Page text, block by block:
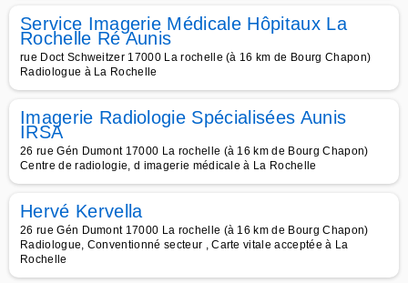
Service Imagerie Médicale Hôpitaux La
Rochelle Ré Aunis
rue Doct Schweitzer 17000 La rochelle (à 16 km de Bourg Chapon)
Radiologue à La Rochelle
Imagerie Radiologie Spécialisées Aunis
IRSA
26 rue Gén Dumont 17000 La rochelle (à 16 km de Bourg Chapon)
Centre de radiologie, d imagerie médicale à La Rochelle
Hervé Kervella
26 rue Gén Dumont 17000 La rochelle (à 16 km de Bourg Chapon)
Radiologue, Conventionné secteur , Carte vitale acceptée à La
Rochelle